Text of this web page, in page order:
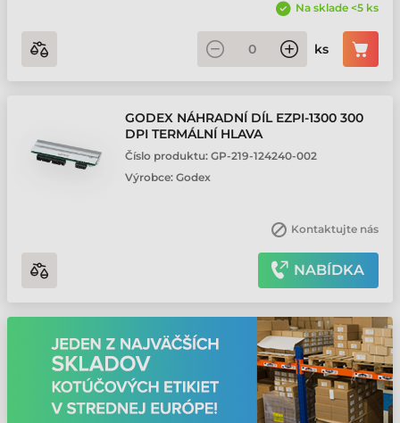
Na sklade <5 ks
ks
GODEX NÁHRADNÍ DÍL EZPI-1300 300
DPI TERMÁLNÍ HLAVA
Číslo produktu: GP-219-124240-002
Výrobce: Godex
Kontaktujte nás
NABÍDKA